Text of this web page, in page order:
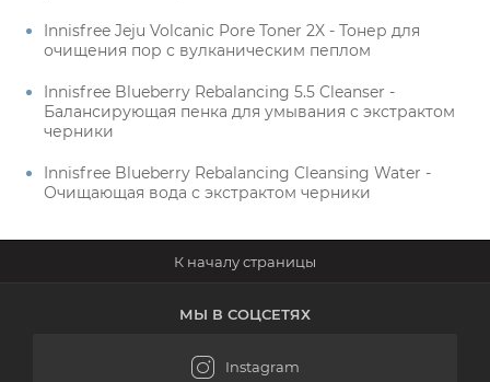
Innisfree Jeju Volcanic Pore Toner 2X - Тонер для
очищения пор с вулканическим пеплом
Innisfree Blueberry Rebalancing 5.5 Cleanser -
Балансирующая пенка для умывания с экстрактом
черники
Innisfree Blueberry Rebalancing Cleansing Water -
Очищающая вода с экстрактом черники
МЫ В СОЦСЕТЯХ